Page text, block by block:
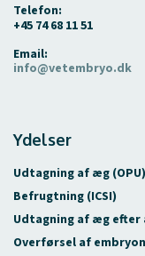
Telefon:
+45 74 68 11 51
Email:
info@vetembryo.dk
Ydelser
Udtagning af æg (OPU)
Befrugtning (ICSI)
Udtagning af æg efter
Overførsel af